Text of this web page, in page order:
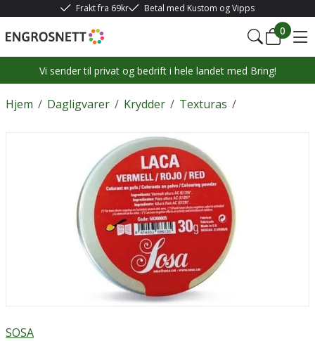
Frakt fra 69kr Betal med Kustom og Vipps
0
Vi sender til privat og bedrift i hele landet med Bring!
/
Hjem /
Dagligvarer /
Krydder /
Texturas
SOSA